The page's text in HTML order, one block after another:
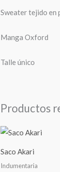
Sweater tejido en
Manga Oxford
Talle único
Productos
Saco Akari
Indumentaria